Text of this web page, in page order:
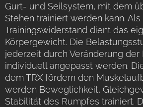
Gurt- und Seilsystem, mit dem
Stehen trainiert werden kann. Als
Trainingswiderstand dient das
Körpergewicht. Die
jederzeit durch Veränderung der
individuell angepasst werden.
dem TRX fördern den
werden Beweglichkeit,
Stabilität des Rumpfes trainiert.